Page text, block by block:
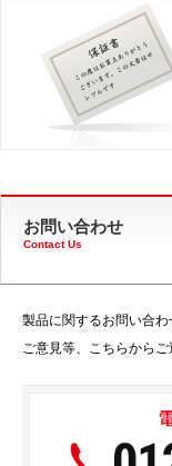
お問い合わせ
Contact Us
製品に関するお問い合
ご意見等、こちらからご